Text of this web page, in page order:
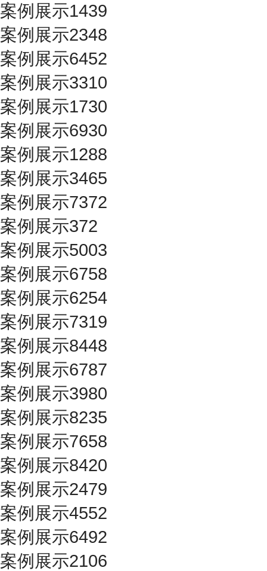
案例展示1439
案例展示2348
案例展示6452
案例展示3310
案例展示1730
案例展示6930
案例展示1288
案例展示3465
案例展示7372
案例展示372
案例展示5003
案例展示6758
案例展示6254
案例展示7319
案例展示8448
案例展示6787
案例展示3980
案例展示8235
案例展示7658
案例展示8420
案例展示2479
案例展示4552
案例展示6492
案例展示2106